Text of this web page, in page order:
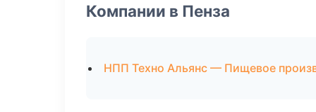
Компании в Пенза
НПП Техно Альянс — Пищевое